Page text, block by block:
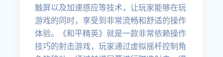
触屏以及加速感应等技术，让玩家能够在玩
游戏的同时，享受到非常流畅和舒适的操作
体验。《和平精英》就是一款非常依赖操作
技巧的射击游戏，玩家通过虚拟摇杆控制角